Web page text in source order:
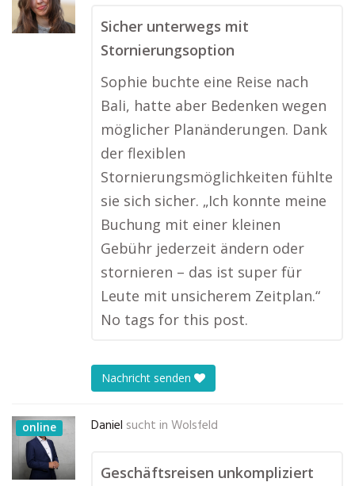
Sicher unterwegs mit
Stornierungsoption
Sophie buchte eine Reise nach
Bali, hatte aber Bedenken wegen
möglicher Planänderungen. Dank
der flexiblen
Stornierungsmöglichkeiten fühlte
sie sich sicher. „Ich konnte meine
Buchung mit einer kleinen
Gebühr jederzeit ändern oder
stornieren – das ist super für
Leute mit unsicherem Zeitplan.“
No tags for this post.
Nachricht senden
online Daniel sucht in Wolsfeld
Geschäftsreisen unkompliziert